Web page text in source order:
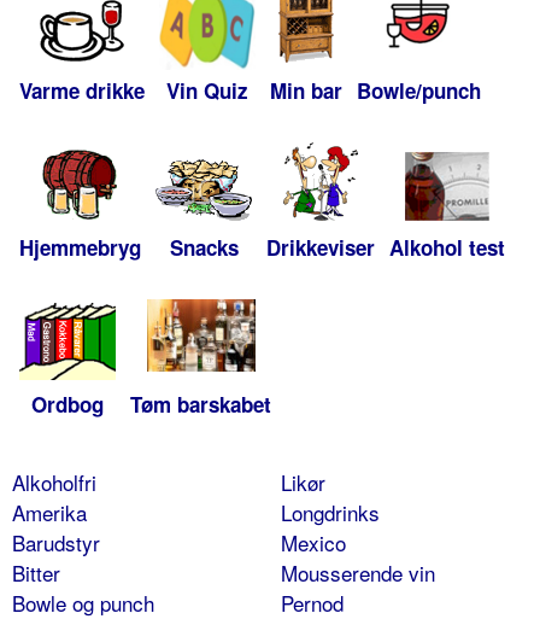
Varme drikke Vin Quiz Min bar Bowle/punch
Hjemmebryg Snacks Drikkeviser Alkohol test
Ordbog Tøm barskabet
Alkoholfri
Amerika
Barudstyr
Bitter
Bowle og punch
Likør
Longdrinks
Mexico
Mousserende vin
Pernod